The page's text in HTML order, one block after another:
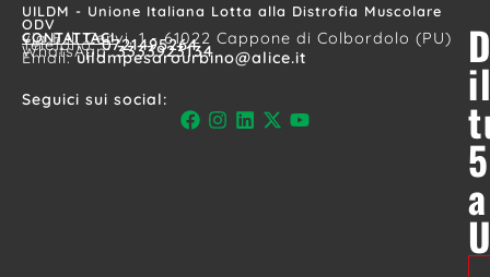
UILDM - Unione Italiana Lotta alla Distrofia Muscolare
ODV
CONTATTACI
via F.lli Cervi, 1 - 61022 Cappone di Colbordolo (PU)
Telefono:0721495264
WhatsApp:3333923134
Email:uildmpesarourbino@alice.it
Seguici sui social:
a